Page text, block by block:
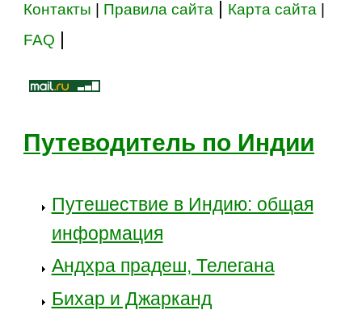
Контакты Правила сайта Карта сайта
FAQ
Путеводитель по Индии
Путешествие в Индию: общая
информация
Андхра прадеш, Телегана
Бихар и Джарканд